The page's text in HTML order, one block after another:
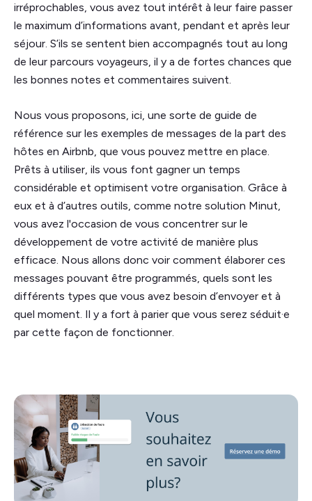
irréprochables, vous avez tout intérêt à leur faire passer
le maximum d’informations avant, pendant et après leur
séjour. S’ils se sentent bien accompagnés tout au long
de leur parcours voyageurs, il y a de fortes chances que
les bonnes notes et commentaires suivent.
Nous vous proposons, ici, une sorte de guide de
référence sur les exemples de messages de la part des
hôtes en Airbnb, que vous pouvez mettre en place.
Prêts à utiliser, ils vous font gagner un temps
considérable et optimisent votre organisation. Grâce à
eux et à d’autres outils, comme notre solution Minut,
vous avez l'occasion de vous concentrer sur le
développement de votre activité de manière plus
efficace. Nous allons donc voir comment élaborer ces
messages pouvant être programmés, quels sont les
différents types que vous avez besoin d’envoyer et à
quel moment. Il y a fort à parier que vous serez séduit·e
par cette façon de fonctionner.